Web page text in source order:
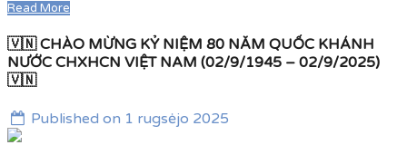
Read More
🇻🇳 CHÀO MỪNG KỶ NIỆM 80 NĂM QUỐC KHÁNH
NƯỚC CHXHCN VIỆT NAM (02/9/1945 – 02/9/2025)
🇻🇳
Published on 1 rugsėjo 2025